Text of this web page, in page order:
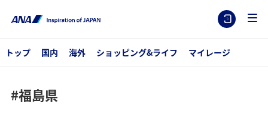
トップ 国内 海外 ショッピング&ライフ マイレージ
#福島県